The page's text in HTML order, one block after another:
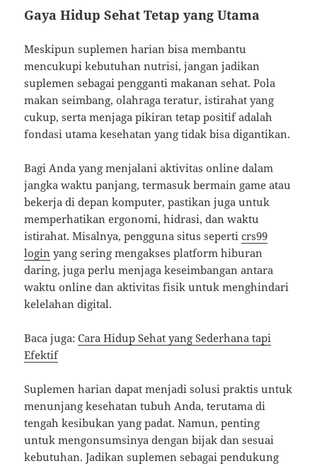
Gaya Hidup Sehat Tetap yang Utama
Meskipun suplemen harian bisa membantu
mencukupi kebutuhan nutrisi, jangan jadikan
suplemen sebagai pengganti makanan sehat. Pola
makan seimbang, olahraga teratur, istirahat yang
cukup, serta menjaga pikiran tetap positif adalah
fondasi utama kesehatan yang tidak bisa digantikan.
Bagi Anda yang menjalani aktivitas online dalam
jangka waktu panjang, termasuk bermain game atau
bekerja di depan komputer, pastikan juga untuk
memperhatikan ergonomi, hidrasi, dan waktu
istirahat. Misalnya, pengguna situs seperticrs99
login yang sering mengakses platform hiburan
daring, juga perlu menjaga keseimbangan antara
waktu online dan aktivitas fisik untuk menghindari
kelelahan digital.
Baca juga:Cara Hidup Sehat yang Sederhana tapi
Efektif
Suplemen harian dapat menjadi solusi praktis untuk
menunjang kesehatan tubuh Anda, terutama di
tengah kesibukan yang padat. Namun, penting
untuk mengonsumsinya dengan bijak dan sesuai
kebutuhan. Jadikan suplemen sebagai pendukung